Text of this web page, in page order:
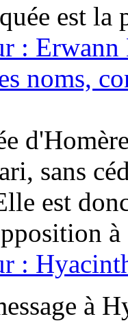
est la
: Erwann
noms,
sans
est
à
:
à